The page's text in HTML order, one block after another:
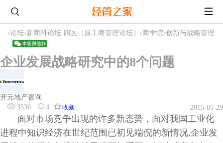
›论坛›新商科论坛 四区（原工商管理论坛） ›商学院›创新与战略管理
企业发展战略研究中的8个问题
开元地产咨询
3536
4 收藏 2015-05-29
面对市场竞争出现的许多新态势，面对我国工业化
进程中知识经济在世纪范围已初见端倪的新情况,企业发